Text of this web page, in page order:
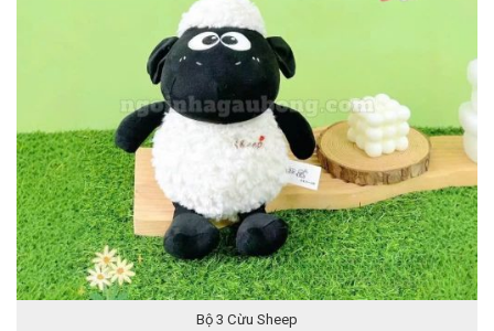
Bộ 3 Cừu Sheep